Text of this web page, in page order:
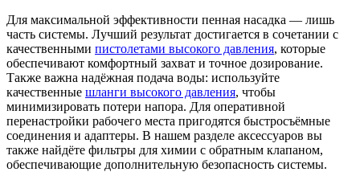
Для максимальной эффективности пенная насадка — лишь
часть системы. Лучший результат достигается в сочетании с
качественными пистолетами высокого давления, которые
обеспечивают комфортный захват и точное дозирование.
Также важна надёжная подача воды: используйте
качественные шланги высокого давления, чтобы
минимизировать потери напора. Для оперативной
перенастройки рабочего места пригодятся быстросъёмные
соединения и адаптеры. В нашем разделе аксессуаров вы
также найдёте фильтры для химии с обратным клапаном,
обеспечивающие дополнительную безопасность системы.